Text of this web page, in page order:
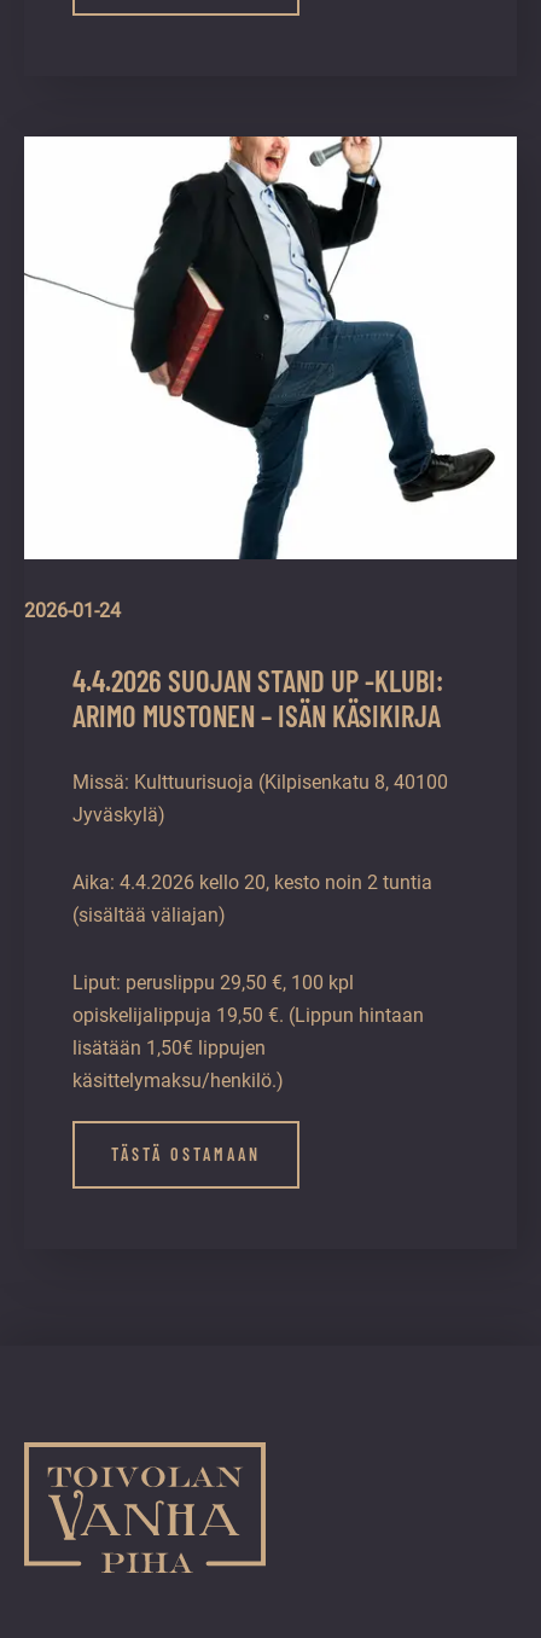
2026-01-24
4.4.2026 SUOJAN STAND UP -KLUBI:
ARIMO MUSTONEN – ISÄN KÄSIKIRJA
Missä: Kulttuurisuoja (Kilpisenkatu 8, 40100
Jyväskylä)
Aika: 4.4.2026 kello 20, kesto noin 2 tuntia
(sisältää väliajan)
Liput: peruslippu 29,50 €, 100 kpl
opiskelijalippuja 19,50 €. (Lippun hintaan
lisätään 1,50€ lippujen
käsittelymaksu/henkilö.)
TÄSTÄ OSTAMAAN